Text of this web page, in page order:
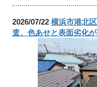
2026/07/22 横浜市港北
査、色あせと表面劣化